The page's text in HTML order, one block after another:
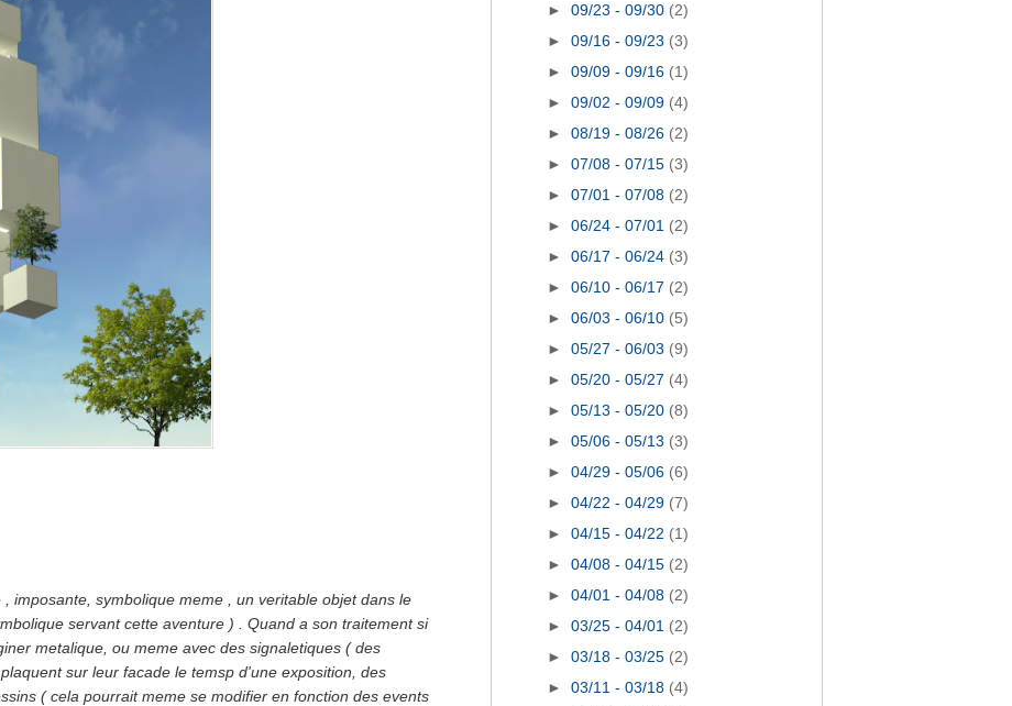
imposante, symbolique meme , un veritable objet dans le
servant cette aventure ) . Quand a son traitement si
metalique, ou meme avec des signaletiques ( des
sur leur facade le temsp d'une exposition, des
( cela pourrait meme se modifier en fonction des events
► 09/23 - 09/30 (2)
► 09/16 - 09/23 (3)
► 09/09 - 09/16 (1)
► 09/02 - 09/09 (4)
► 08/19 - 08/26 (2)
► 07/08 - 07/15 (3)
► 07/01 - 07/08 (2)
► 06/24 - 07/01 (2)
► 06/17 - 06/24 (3)
► 06/10 - 06/17 (2)
► 06/03 - 06/10 (5)
► 05/27 - 06/03 (9)
► 05/20 - 05/27 (4)
► 05/13 - 05/20 (8)
► 05/06 - 05/13 (3)
► 04/29 - 05/06 (6)
► 04/22 - 04/29 (7)
► 04/15 - 04/22 (1)
► 04/08 - 04/15 (2)
► 04/01 - 04/08 (2)
► 03/25 - 04/01 (2)
► 03/18 - 03/25 (2)
► 03/11 - 03/18 (4)